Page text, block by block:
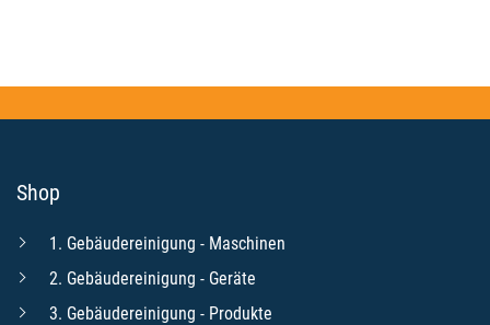
Shop
1. Gebäudereinigung - Maschinen
2. Gebäudereinigung - Geräte
3. Gebäudereinigung - Produkte